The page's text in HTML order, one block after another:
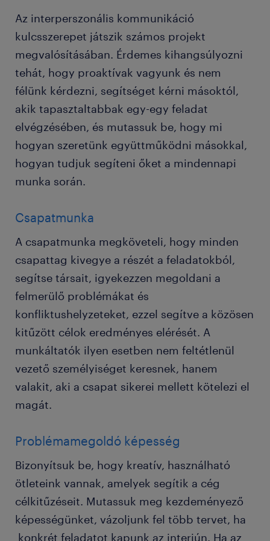
Az interperszonális kommunikáció
kulcsszerepet játszik számos projekt
megvalósításában. Érdemes kihangsúlyozni
tehát, hogy proaktívak vagyunk és nem
félünk kérdezni, segítséget kérni másoktól,
akik tapasztaltabbak egy-egy feladat
elvégzésében, és mutassuk be, hogy mi
hogyan szeretünk együttműködni másokkal,
hogyan tudjuk segíteni őket a mindennapi
munka során.
Csapatmunka
A csapatmunka megköveteli, hogy minden
csapattag kivegye a részét a feladatokból,
segítse társait, igyekezzen megoldani a
felmerülő problémákat és
konfliktushelyzeteket, ezzel segítve a közösen
kitűzött célok eredményes elérését. A
munkáltatók ilyen esetben nem feltétlenül
vezető személyiséget keresnek, hanem
valakit, aki a csapat sikerei mellett kötelezi el
magát.
Problémamegoldó képesség
Bizonyítsuk be, hogy kreatív, használható
ötleteink vannak, amelyek segítik a cég
célkitűzéseit. Mutassuk meg kezdeményező
képességünket, vázoljunk fel több tervet, ha
konkrét feladatot kapunk az interjún. Ha az